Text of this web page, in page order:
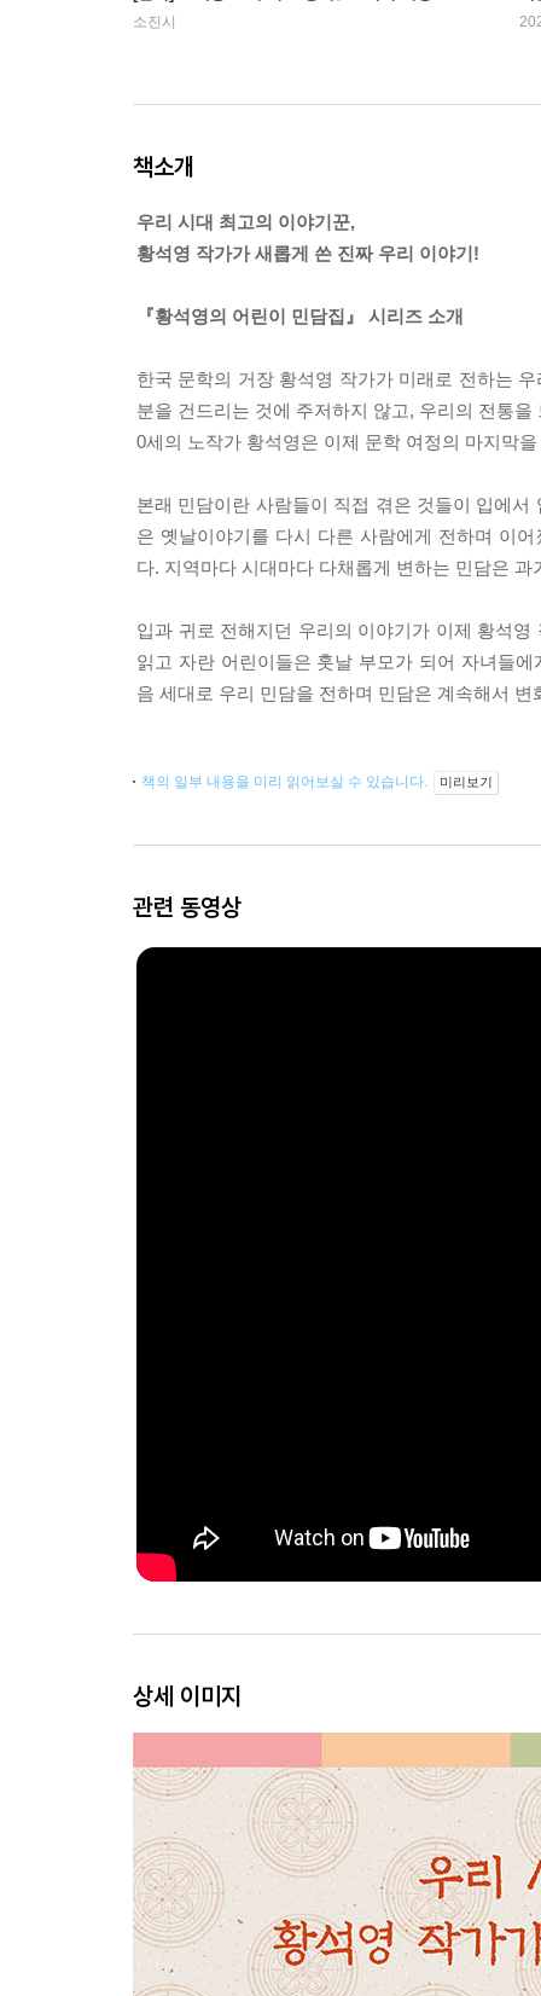
소진시
책소개
우리 시대 최고의 이야기꾼,
황석영 작가가 새롭게 쓴 진짜 우리 이야기!
『황석영의 어린이 민담집』 시리즈 소개
한국 문학의 거장 황석영 작가가 미래로 전하는
분을 건드리는 것에 주저하지 않고, 우리의 전통
0세의 노작가 황석영은 이제 문학 여정의 마지막
본래 민담이란 사람들이 직접 겪은 것들이 입에
은 옛날이야기를 다시 다른 사람에게 전하며 이
다. 지역마다 시대마다 다채롭게 변하는 민담은
입과 귀로 전해지던 우리의 이야기가 이제 황석
읽고 자란 어린이들은 훗날 부모가 되어 자녀들
음 세대로 우리 민담을 전하며 민담은 계속해서 변
책의 일부 내용을 미리 읽어보실 수 있습니다. 미리보기
관련 동영상
상세 이미지